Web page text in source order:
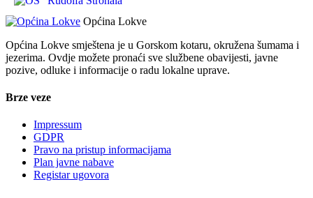
Općina Lokve
Općina Lokve smještena je u Gorskom kotaru, okružena šumama i
jezerima. Ovdje možete pronaći sve službene obavijesti, javne
pozive, odluke i informacije o radu lokalne uprave.
Brze veze
Impressum
GDPR
Pravo na pristup informacijama
Plan javne nabave
Registar ugovora